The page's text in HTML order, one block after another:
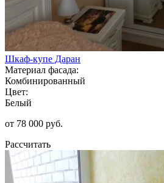
Шкаф-купе Даран
Материал фасада:
Комбинированный
Цвет:
Белый
от 78 000 руб.
Рассчитать